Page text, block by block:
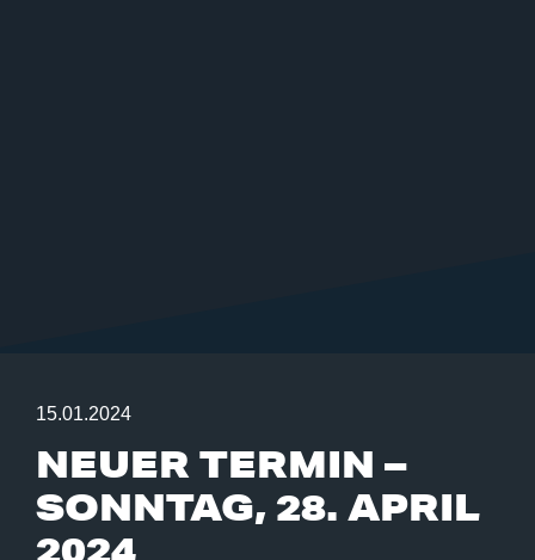
15.01.2024
NEUER TERMIN –
SONNTAG, 28. APRIL
2024